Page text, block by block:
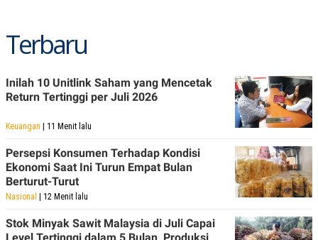
Terbaru
Inilah 10 Unitlink Saham yang Mencetak
Return Tertinggi per Juli 2026
Keuangan | 11 Menit lalu
Persepsi Konsumen Terhadap Kondisi
Ekonomi Saat Ini Turun Empat Bulan
Berturut-Turut
Nasional | 12 Menit lalu
Stok Minyak Sawit Malaysia di Juli Capai